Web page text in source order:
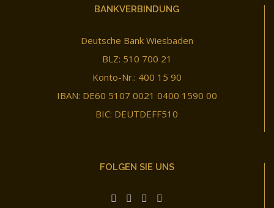
BANKVERBINDUNG
Deutsche Bank Wiesbaden
BLZ: 510 700 21
Konto-Nr.: 400 15 90
IBAN: DE60 5107 0021 0400 1590 00
BIC: DEUTDEFF510
FOLGEN SIE UNS